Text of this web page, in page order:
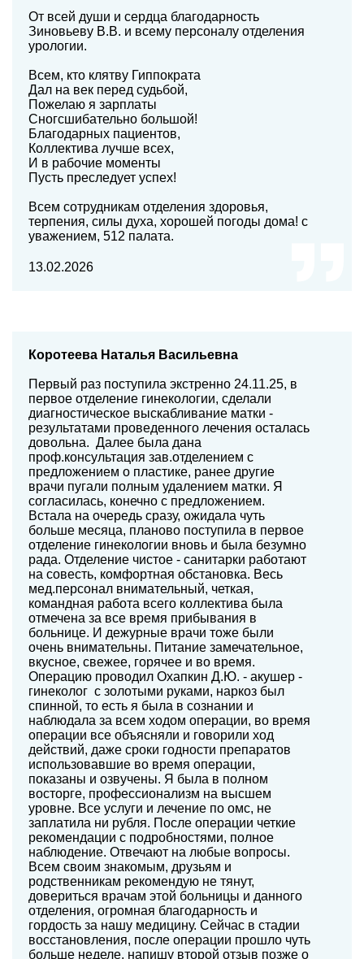
От всей души и сердца благодарность
Зиновьеву В.В. и всему персоналу отделения
урологии.
Всем, кто клятву Гиппократа
Дал на век перед судьбой,
Пожелаю я зарплаты
Сногсшибательно большой!
Благодарных пациентов,
Коллектива лучше всех,
И в рабочие моменты
Пусть преследует успех!
Всем сотрудникам отделения здоровья,
терпения, силы духа, хорошей погоды дома! с
уважением, 512 палата.
13.02.2026
Коротеева Наталья Васильевна
Первый раз поступила экстренно 24.11.25, в
первое отделение гинекологии, сделали
диагностическое выскабливание матки -
результатами проведенного лечения осталась
довольна. Далее была дана
проф.консультация зав.отделением с
предложением о пластике, ранее другие
врачи пугали полным удалением матки. Я
согласилась, конечно с предложением.
Встала на очередь сразу, ожидала чуть
больше месяца, планово поступила в первое
отделение гинекологии вновь и была безумно
рада. Отделение чистое - санитарки работают
на совесть, комфортная обстановка. Весь
мед.персонал внимательный, четкая,
командная работа всего коллектива была
отмечена за все время прибывания в
больнице. И дежурные врачи тоже были
очень внимательны. Питание замечательное,
вкусное, свежее, горячее и во время.
Операцию проводил Охапкин Д.Ю. - акушер -
гинеколог с золотыми руками, наркоз был
спинной, то есть я была в сознании и
наблюдала за всем ходом операции, во время
операции все объясняли и говорили ход
действий, даже сроки годности препаратов
использовавшие во время операции,
показаны и озвучены. Я была в полном
восторге, профессионализм на высшем
уровне. Все услуги и лечение по омс, не
заплатила ни рубля. После операции четкие
рекомендации с подробностями, полное
наблюдение. Отвечают на любые вопросы.
Всем своим знакомым, друзьям и
родственникам рекомендую не тянут,
довериться врачам этой больницы и данного
отделения, огромная благодарность и
гордость за нашу медицину. Сейчас в стадии
восстановления, после операции прошло чуть
больше неделе, напишу второй отзыв позже о